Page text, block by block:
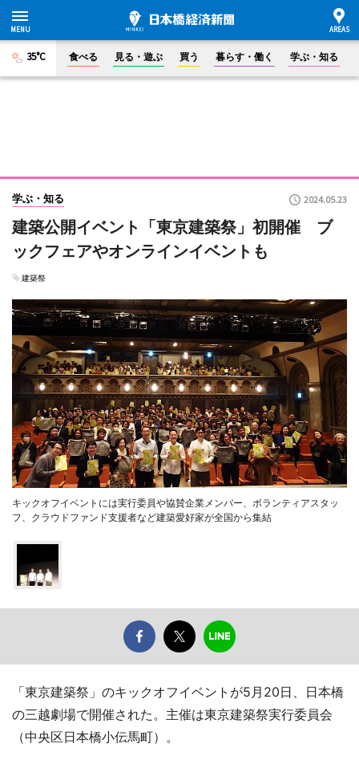
35°C 食べる 見る・遊ぶ 買う 暮らす・働く 学ぶ・知る
学ぶ・知る 2024.05.23
建築公開イベント「東京建築祭」初開催 ブ
ックフェアやオンラインイベントも
建築祭
キックオフイベントには実行委員や協賛企業メンバー、ボランティアスタッ
フ、クラウドファンド支援者など建築愛好家が全国から集結
「東京建築祭」のキックオフイベントが5月20日、日本橋
の三越劇場で開催された。主催は東京建築祭実行委員会
（中央区日本橋小伝馬町）。